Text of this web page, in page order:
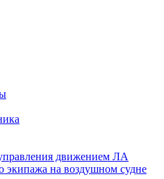
движением ЛА
экипажа на воздушном судне